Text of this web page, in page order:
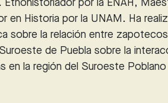
Etnohistoriador por la ENAH,
en Historia por la UNAM. Ha
sobre la relación entre
de Puebla sobre la
en la región del Suroeste